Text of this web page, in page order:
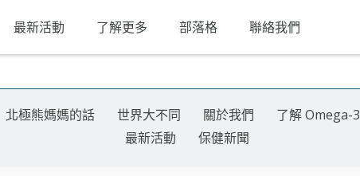
最新活動 了解更多 部落格 聯絡我們
北極熊媽媽的話 世界大不同 關於我們 了解 Omega-3
最新活動
保健新聞